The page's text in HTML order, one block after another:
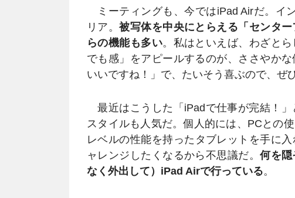
ミーティングも、今ではiPad Airだ。イ
リア。被写体を中央にとらえる「センタ
らの機能も多い。私はといえば、わざと
でも感」をアピールするのが、ささやか
いいですね！」で、たいそう喜ぶので、ぜ
最近はこうした「iPadで仕事が完結！
スタイルも人気だ。個人的には、PCとの
レベルの性能を持ったタブレットを手に
ャレンジしたくなるから不思議だ。何を隠
なく外出して）iPad Airで行っている。